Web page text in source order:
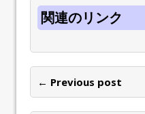
関連のリンク
← Previous post